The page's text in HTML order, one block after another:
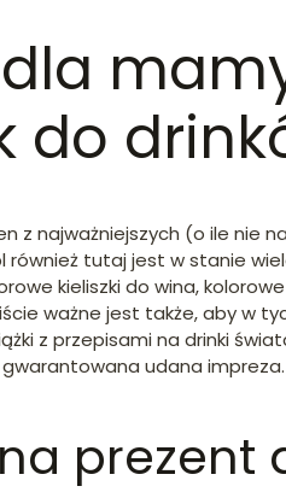
do
z najważniejszych (o ile nie
również tutaj jest w stanie
kieliszki do wina,
ważne jest także, aby w
z przepisami na drinki
gwarantowana udana
prezent